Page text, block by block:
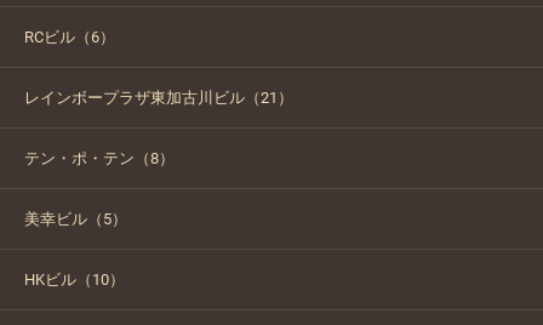
RCビル（6）
レインボープラザ東加古川ビル（21）
テン・ポ・テン（8）
美幸ビル（5）
HKビル（10）